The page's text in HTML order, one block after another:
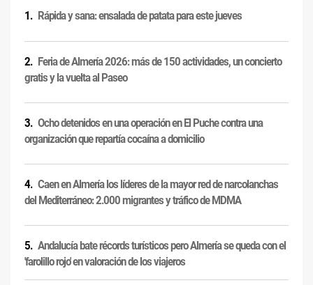
Rápida y sana: ensalada de patata para este jueves
Feria de Almería 2026: más de 150 actividades, un concierto
gratis y la vuelta al Paseo
Ocho detenidos en una operación en El Puche contra una
organización que repartía cocaína a domicilio
Caen en Almería los líderes de la mayor red de narcolanchas
del Mediterráneo: 2.000 migrantes y tráfico de MDMA
Andalucía bate récords turísticos pero Almería se queda con el
'farolillo rojo' en valoración de los viajeros